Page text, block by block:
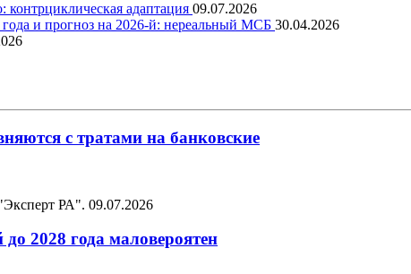
адаптация 09.07.2026
года и прогноз на 2026-й: нереальный МСБ 30.04.2026
с тратами на банковские
РА". 09.07.2026
2028 года маловероятен